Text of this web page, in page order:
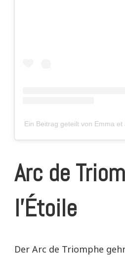
Ein Beitrag geteilt von Emma
Arc de
l’Étoile
Der Arc de Triomphe